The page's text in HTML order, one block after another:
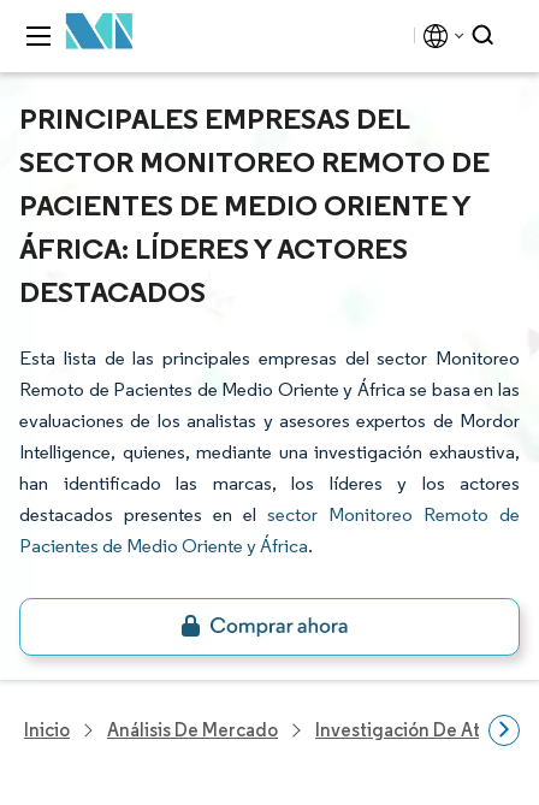
PRINCIPALES EMPRESAS DEL
SECTOR MONITOREO REMOTO DE
PACIENTES DE MEDIO ORIENTE Y
ÁFRICA: LÍDERES Y ACTORES
DESTACADOS
Esta lista de las principales empresas del sector Monitoreo
Remoto de Pacientes de Medio Oriente y África se basa en las
evaluaciones de los analistas y asesores expertos de Mordor
Intelligence, quienes, mediante una investigación exhaustiva,
han identificado las marcas, los líderes y los actores
destacados presentes en el sector Monitoreo Remoto de
Pacientes de Medio Oriente y África.
Inicio Análisis De Mercado Investigación De